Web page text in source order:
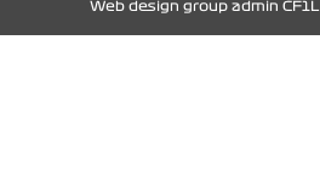
Web design group admin ČF1L